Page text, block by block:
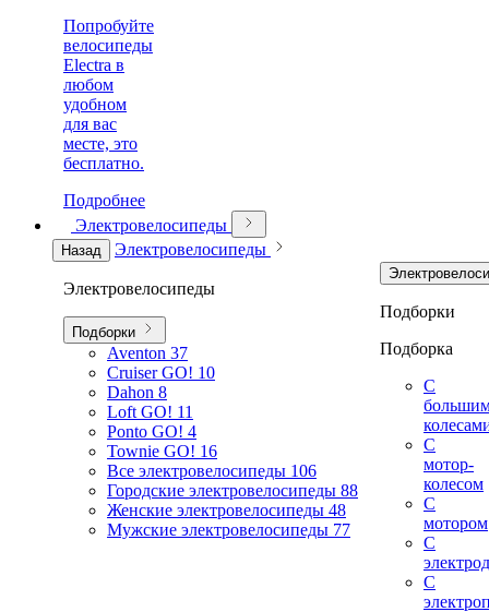
Попробуйте
велосипеды
Electra в
любом
удобном
для вас
месте, это
бесплатно.
Подробнее
Электровелосипеды
Назад Электровелосипеды
Электровелосипеды
Подборки
Aventon 37
Cruiser GO! 10
Dahon 8
Loft GO! 11
Ponto GO! 4
Townie GO! 16
Все электровелосипеды 106
Городские электровелосипеды 88
Женские электровелосипеды 48
Мужские электровелосипеды 77
Подборки
Подборка
С
С
мотор-
колесом
С
мотором
С
С